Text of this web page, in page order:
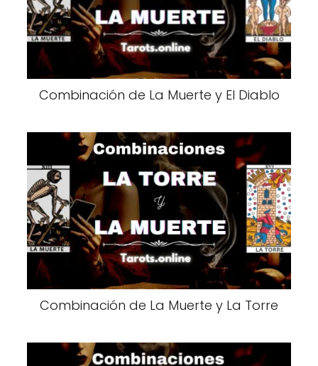
Combinación de La Muerte y El Diablo
Combinación de La Muerte y La Torre